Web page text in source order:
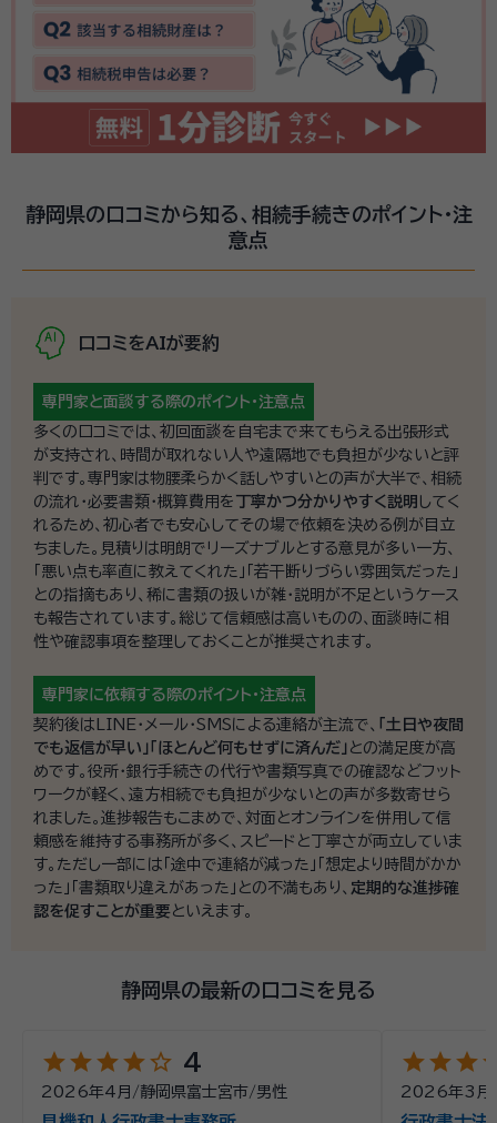
静岡県の口コミから知る、相続手続きのポイント・注
意点
口コミをAIが要約
専門家と面談する際のポイント・注意点
多くの口コミでは、初回面談を自宅まで来てもらえる出張形式
が支持され、時間が取れない人や遠隔地でも負担が少ないと評
判です。専門家は物腰柔らかく話しやすいとの声が大半で、相続
の流れ・必要書類・概算費用を 丁寧かつ分かりやすく説明 してく
れるため、初心者でも安心してその場で依頼を決める例が目立
ちました。見積りは明朗でリーズナブルとする意見が多い一方、
「悪い点も率直に教えてくれた」「若干断りづらい雰囲気だった」
との指摘もあり、稀に書類の扱いが雑・説明が不足というケース
も報告されています。総じて信頼感は高いものの、面談時に相
性や確認事項を整理しておくことが推奨されます。
専門家に依頼する際のポイント・注意点
契約後はLINE・メール・SMSによる連絡が主流で、 「土日や夜間
でも返信が早い」「ほとんど何もせずに済んだ」 との満足度が高
めです。役所・銀行手続きの代行や書類写真での確認などフット
ワークが軽く、遠方相続でも負担が少ないとの声が多数寄せら
れました。進捗報告もこまめで、対面とオンラインを併用して信
頼感を維持する事務所が多く、スピードと丁寧さが両立していま
す。ただし一部には「途中で連絡が減った」「想定より時間がかか
った」「書類取り違えがあった」との不満もあり、 定期的な進捗確
認を促すことが重要といえます。
静岡県の最新の口コミを見る
starstarstarstarstar_outline 4
2026年4月 /静岡県富士宮市/男性
starstarstar
2026年3月